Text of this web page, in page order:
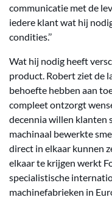
communicatie met de
iedere klant wat hij
condities.’’
Wat hij nodig heeft
product. Robert ziet de
behoefte hebben aan
compleet ontzorgt
decennia willen klanten
machinaal bewerkte
direct in elkaar kunnen
elkaar te krijgen werkt
specialistische
machinefabrieken in